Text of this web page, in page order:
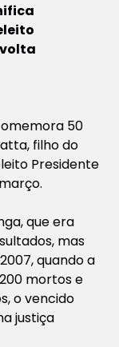
50
filho do
Presidente
que era
mas
quando a
mortos e
o vencido
justiça